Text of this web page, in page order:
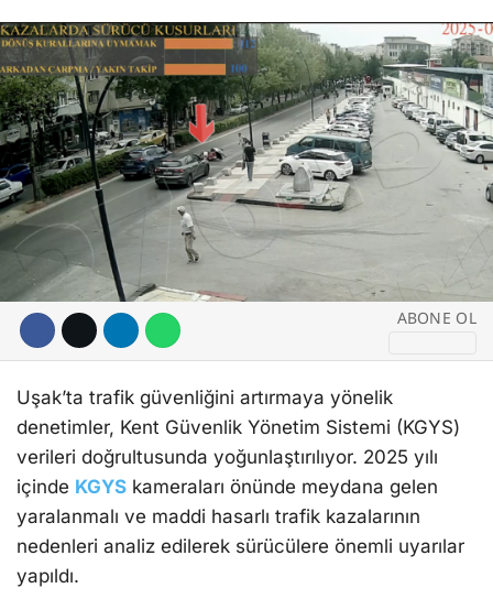
Facebook
Instagram
ABONE OL
Uşak’ta trafik güvenliğini artırmaya yönelik
denetimler, Kent Güvenlik Yönetim Sistemi (KGYS)
verileri doğrultusunda yoğunlaştırılıyor. 2025 yılı
içinde KGYS kameraları önünde meydana gelen
yaralanmalı ve maddi hasarlı trafik kazalarının
nedenleri analiz edilerek sürücülere önemli uyarılar
yapıldı.